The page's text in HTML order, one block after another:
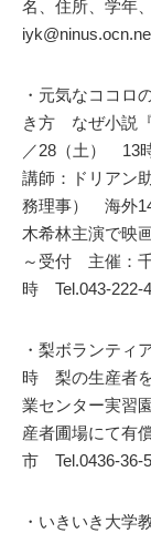
名、住所、学年
・元気なココロ
き方 なぜ小説
／28（土） 13
講師：ドリアン
務理事） 海外
木希林主演で映
～受付 主催：
時 Tel.043-222-
・梨ボランテ
時 梨の生産者
業センター実習
産者圃場にて有
市 Tel.0436-
・いきいき大